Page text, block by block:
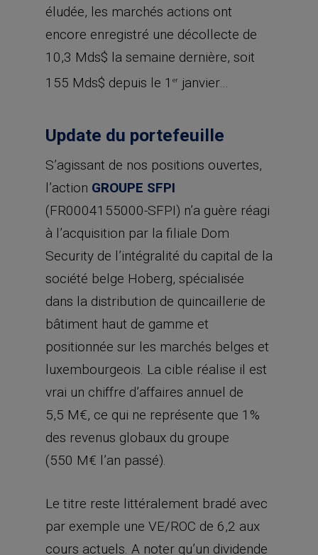
éludée, les marchés actions ont
encore enregistré une décollecte de
10,3 Mds$ la semaine dernière, soit
155 Mds$ depuis le 1 er janvier…
Update du portefeuille
S’agissant de nos positions ouvertes,
l’action GROUPE SFPI
(FR0004155000-SFPI) n’a guère réagi
à l’acquisition par la filiale Dom
Security de l’intégralité du capital de la
société belge Hoberg, spécialisée
dans la distribution de quincaillerie de
bâtiment haut de gamme et
positionnée sur les marchés belges et
luxembourgeois. La cible réalise il est
vrai un chiffre d’affaires annuel de
5,5 M€, ce qui ne représente que 1%
des revenus globaux du groupe
(550 M€ l’an passé).
Le titre reste littéralement bradé avec
par exemple une VE/ROC de 6,2 aux
cours actuels. A noter qu’un dividende